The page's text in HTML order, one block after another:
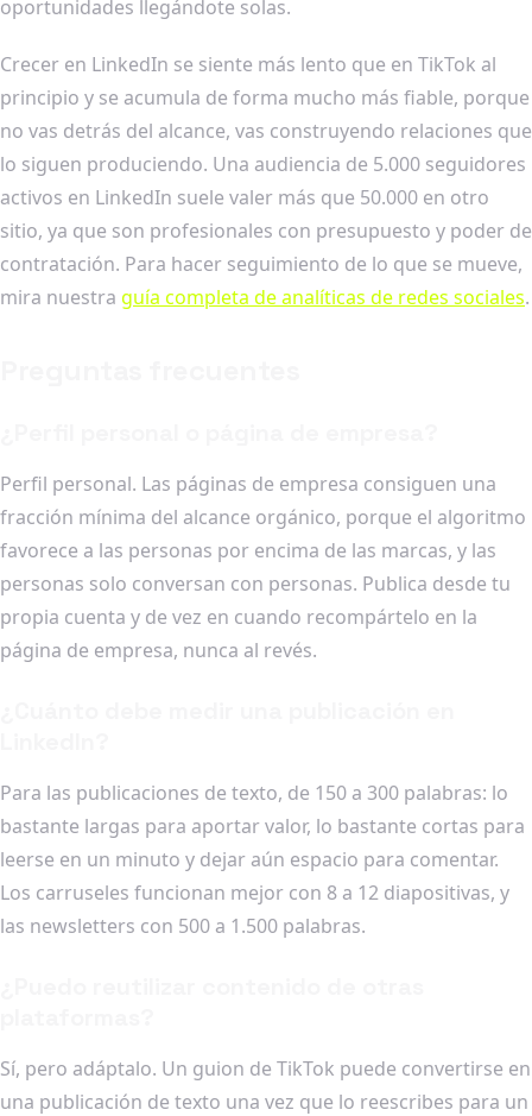
oportunidades llegándote solas.
Crecer en LinkedIn se siente más lento que en TikTok al
principio y se acumula de forma mucho más fiable, porque
no vas detrás del alcance, vas construyendo relaciones que
lo siguen produciendo. Una audiencia de 5.000 seguidores
activos en LinkedIn suele valer más que 50.000 en otro
sitio, ya que son profesionales con presupuesto y poder de
contratación. Para hacer seguimiento de lo que se mueve,
mira nuestra guía completa de analíticas de redes sociales.
Perfil personal. Las páginas de empresa consiguen una
fracción mínima del alcance orgánico, porque el algoritmo
favorece a las personas por encima de las marcas, y las
personas solo conversan con personas. Publica desde tu
propia cuenta y de vez en cuando recompártelo en la
página de empresa, nunca al revés.
Para las publicaciones de texto, de 150 a 300 palabras: lo
bastante largas para aportar valor, lo bastante cortas para
leerse en un minuto y dejar aún espacio para comentar.
Los carruseles funcionan mejor con 8 a 12 diapositivas, y
las newsletters con 500 a 1.500 palabras.
Sí, pero adáptalo. Un guion de TikTok puede convertirse en
una publicación de texto una vez que lo reescribes para un